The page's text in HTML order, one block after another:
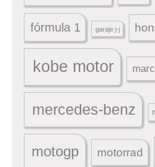
fórmula 1 garaje j-j
kobe motor
mercedes-benz
motogp motorrad